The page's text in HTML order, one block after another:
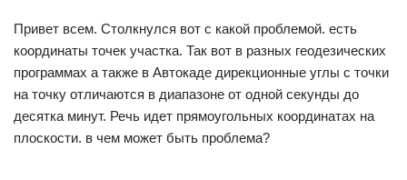
Привет всем. Столкнулся вот с какой проблемой. есть
координаты точек участка. Так вот в разных геодезических
программах а также в Автокаде дирекционные углы с точки
на точку отличаются в диапазоне от одной секунды до
десятка минут. Речь идет прямоугольных координатах на
плоскости. в чем может быть проблема?